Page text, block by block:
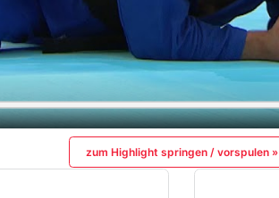
zum Highlight springen / vorspulen »